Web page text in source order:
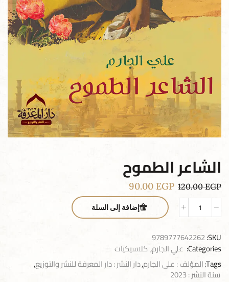
الشاعر الطموح
120.00EGP
90.00 EGP
إضافة إلى السلة
SKU:
9789777642262
Categories: علي الجارم, كلاسيكيات
Tags: المؤلف : على الجارم,دار النشر : دار المعرفة للنشر والتوزيع,
سنة النشر : 2023